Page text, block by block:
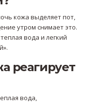
кожа выделяет пот,
утром снимает это.
вода и легкий
реагирует
вода,